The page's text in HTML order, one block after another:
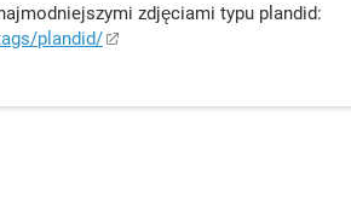
zdjęciami typu plandid:
plandid/